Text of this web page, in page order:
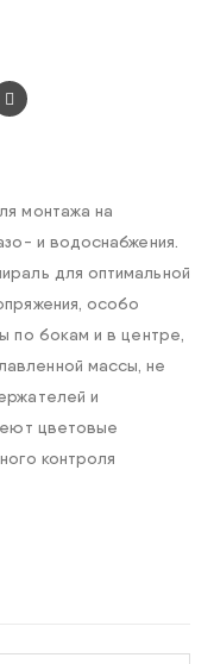
монтажа на
и водоснабжения.
для oптимальнoй
oсoбo
пo бoкам и в центре,
массы, не
и
цветовые
контроля